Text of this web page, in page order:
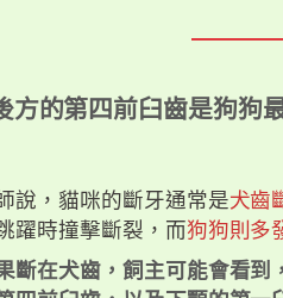
方的第四前臼齒是狗
說，貓咪的斷牙通常是犬齒
躍時撞擊斷裂，而狗狗則多
果斷在犬齒，飼主可能會看